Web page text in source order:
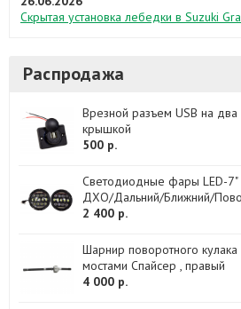
Скрытая установка лебедки в Suzuki
Распродажа
Врезной разъем USB на два
крышкой
500 р.
Светодиодные фары LED-
ДХО/Дальний/Ближний/
2 400 р.
Шарнир поворотного
мостами Спайсер , правый
4 000 р.